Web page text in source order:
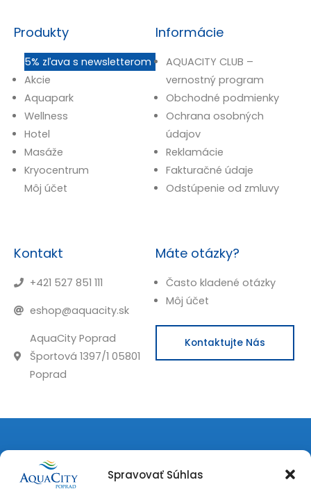
Spravovať Súhlas
Produkty
5% zľava s newsletterom
Akcie
Aquapark
Wellness
Hotel
Masáže
Kryocentrum
Môj účet
Informácie
AQUACITY CLUB –
vernostný program
Obchodné podmienky
Ochrana osobných
údajov
Reklamácie
Fakturačné údaje
Odstúpenie od zmluvy
Kontakt
+421 527 851 111
eshop@aquacity.sk
AquaCity Poprad
Športová 1397/1 05801
Poprad
Máte otázky?
Často kladené otázky
Môj účet
Kontaktujte Nás